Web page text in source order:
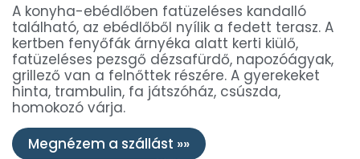
A konyha-ebédlőben fatüzeléses kandalló
található, az ebédlőből nyílik a fedett terasz. A
kertben fenyőfák árnyéka alatt kerti kiülő,
fatüzeléses pezsgő dézsafürdő, napozóágyak,
grillező van a felnőttek részére. A gyerekeket
hinta, trambulin, fa játszóház, csúszda,
homokozó várja.
Megnézem a szállást »»